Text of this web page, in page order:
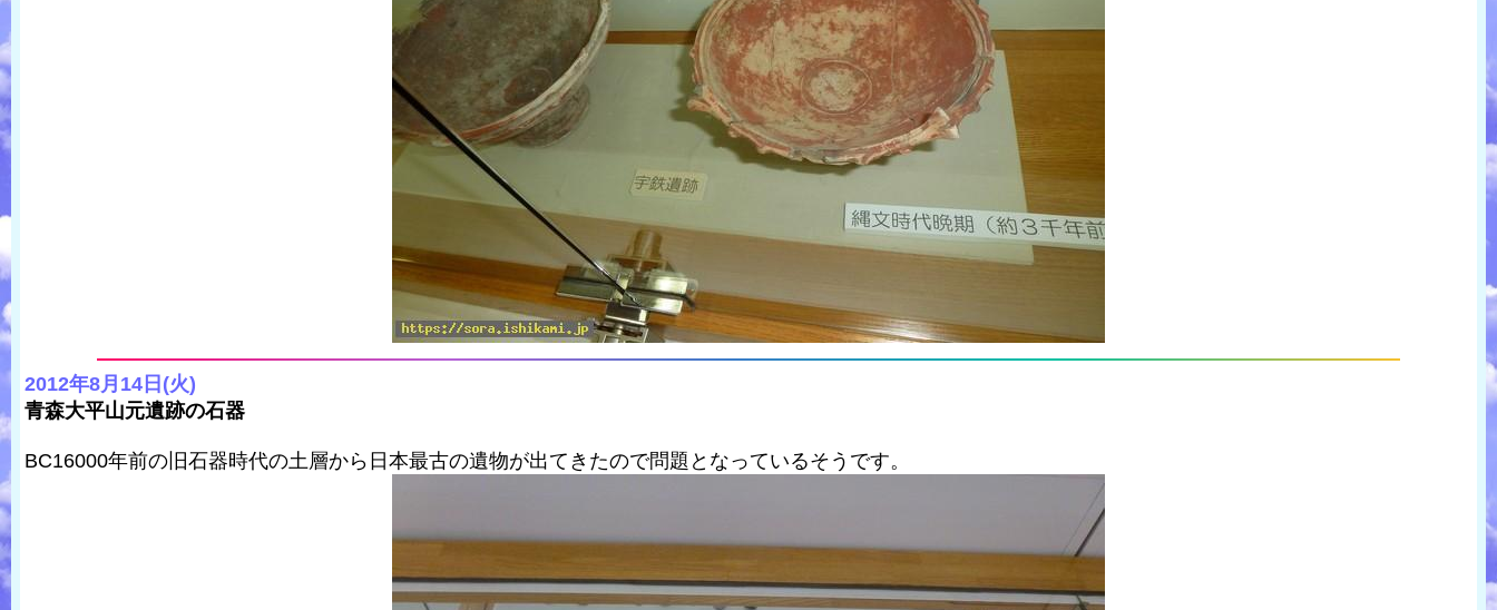
2012年8月14日(火)
青森大平山元遺跡の石器
BC16000年前の旧石器時代の土層から日本最古の遺物が出てきたので問題となっているそうです。